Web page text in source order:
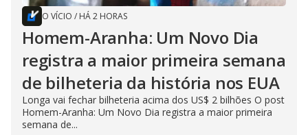
O VÍCIO / HÁ 2 HORAS
Homem-Aranha: Um Novo Dia
registra a maior primeira semana
de bilheteria da história nos EUA
Longa vai fechar bilheteria acima dos US$ 2 bilhões O post
Homem-Aranha: Um Novo Dia registra a maior primeira
semana de...